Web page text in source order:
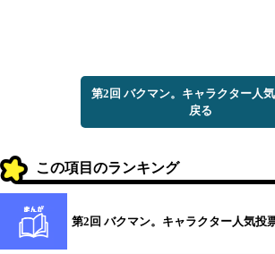
第2回 バクマン。キャラクター人
戻る
この項目のランキング
第2回 バクマン。キャラクター人気投